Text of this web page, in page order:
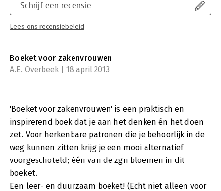
Schrijf een recensie
Lees ons recensiebeleid
Boeket voor zakenvrouwen
A.E. Overbeek | 18 april 2013
'Boeket voor zakenvrouwen' is een praktisch en
inspirerend boek dat je aan het denken én het doen
zet. Voor herkenbare patronen die je behoorlijk in de
weg kunnen zitten krijg je een mooi alternatief
voorgeschoteld; één van de zgn bloemen in dit
boeket.
Een leer- en duurzaam boeket! (Echt niet alleen voor